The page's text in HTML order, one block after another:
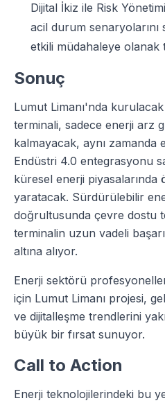
Dijital İkiz ile Risk
acil durum senaryolarını
etkili müdahaleye olanak
Sonuç
Lumut Limanı'nda
terminali, sadece enerji arz
kalmayacak, aynı zamanda
Endüstri 4.0 entegrasyonu
küresel enerji piyasalarında
yaratacak. Sürdürülebilir
doğrultusunda çevre dostu
terminalin uzun vadeli
altına alıyor.
Enerji sektörü
için Lumut Limanı projesi,
ve dijitalleşme trendlerini
büyük bir fırsat sunuyor.
Call to Action
Enerji teknolojilerindeki bu